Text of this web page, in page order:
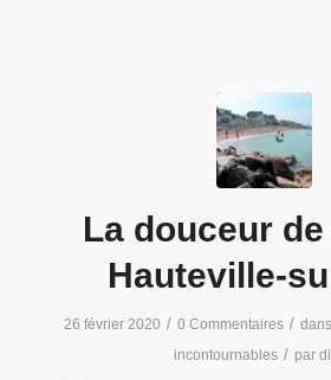
La douceur
Hauteville-
26 février 2020 / 0 Commentaires /
incontournables / par